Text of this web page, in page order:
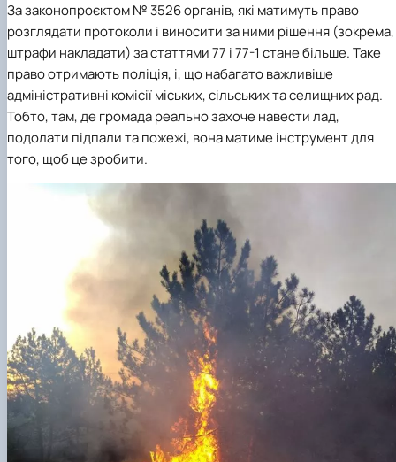
За законопроєктом № 3526 органів, які матимуть право
розглядати протоколи і виносити за ними рішення (зокрема,
штрафи накладати) за статтями 77 і 77-1 стане більше. Таке
право отримають поліція, і, що набагато важливіше
адміністративні комісії міських, сільських та селищних рад.
Тобто, там, де громада реально захоче навести лад,
подолати підпали та пожежі, вона матиме інструмент для
того, щоб це зробити.